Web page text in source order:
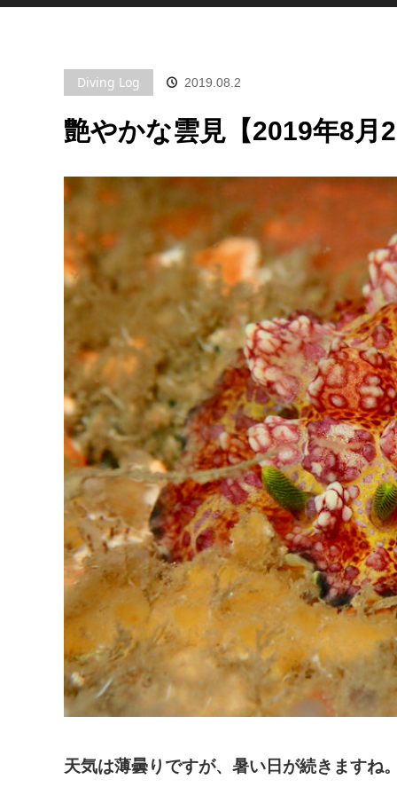
Diving Log 2019.08.2
艶やかな雲見【2019年8月
天気は薄曇りですが、暑い日が続きますね